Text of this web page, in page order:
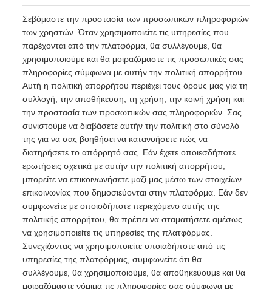
Σεβόμαστε την προστασία των προσωπικών πληροφοριών
των χρηστών. Όταν χρησιμοποιείτε τις υπηρεσίες που
παρέχονται από την πλατφόρμα, θα συλλέγουμε, θα
χρησιμοποιούμε και θα μοιραζόμαστε τις προσωπικές σας
πληροφορίες σύμφωνα με αυτήν την πολιτική απορρήτου.
Αυτή η πολιτική απορρήτου περιέχει τους όρους μας για τη
συλλογή, την αποθήκευση, τη χρήση, την κοινή χρήση και
την προστασία των προσωπικών σας πληροφοριών. Σας
συνιστούμε να διαβάσετε αυτήν την πολιτική στο σύνολό
της για να σας βοηθήσει να κατανοήσετε πώς να
διατηρήσετε το απόρρητό σας. Εάν έχετε οποιεσδήποτε
ερωτήσεις σχετικά με αυτήν την πολιτική απορρήτου,
μπορείτε να επικοινωνήσετε μαζί μας μέσω των στοιχείων
επικοινωνίας που δημοσιεύονται στην πλατφόρμα. Εάν δεν
συμφωνείτε με οποιοδήποτε περιεχόμενο αυτής της
πολιτικής απορρήτου, θα πρέπει να σταματήσετε αμέσως
να χρησιμοποιείτε τις υπηρεσίες της πλατφόρμας.
Συνεχίζοντας να χρησιμοποιείτε οποιαδήποτε από τις
υπηρεσίες της πλατφόρμας, συμφωνείτε ότι θα
συλλέγουμε, θα χρησιμοποιούμε, θα αποθηκεύουμε και θα
μοιραζόμαστε νόμιμα τις πληροφορίες σας σύμφωνα με